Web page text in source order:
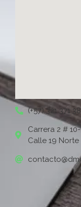
(+57) 321 371
Carrera 2 #
Calle 19